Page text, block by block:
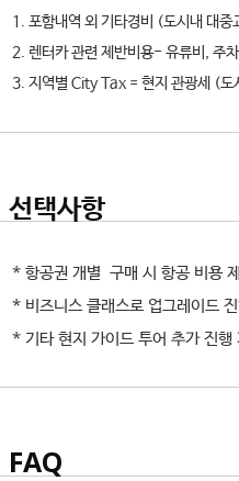
1. 포함내역 외 기타경비 (도시내 대
2. 렌터카 관련 제반비용- 유류비, 주
3. 지역별 City Tax = 현지 관광세 (도
선택사항
* 항공권 개별 구매 시 항공 비용
* 비즈니스 클래스로 업그레이드
* 기타 현지 가이드 투어 추가 진행
FAQ